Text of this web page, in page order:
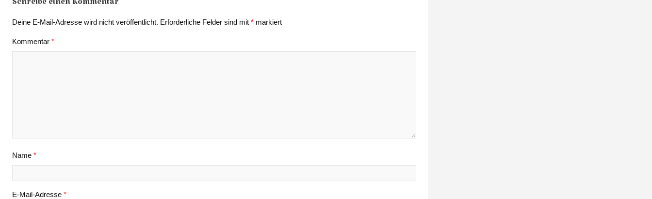
Schreibe einen Kommentar
Deine E-Mail-Adresse wird nicht veröffentlicht. Erforderliche Felder sind mit * markiert
Kommentar *
Name *
E-Mail-Adresse *